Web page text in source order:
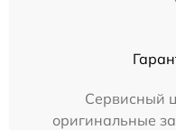
Сервисный
оригинальные